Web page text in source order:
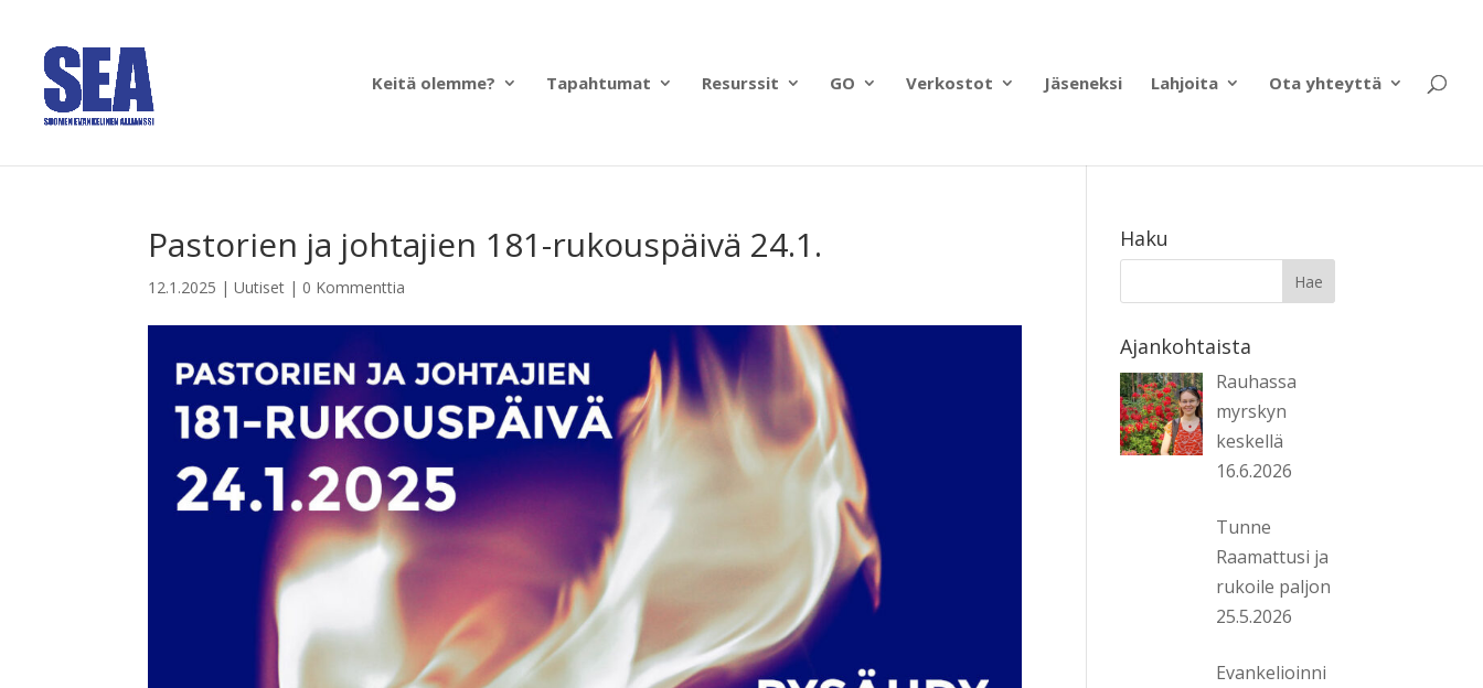
Keitä olemme? Tapahtumat Resurssit GO Verkostot Jäseneksi Lahjoita Ota yhteyttä
Pastorien ja johtajien 181-rukouspäivä 24.1.
12.1.2025 |Uutiset | 0 Kommenttia
Haku
Ajankohtaista
Rauhassa
myrskyn
keskellä
16.6.2026
Tunne
Raamattusi ja
rukoile paljon
25.5.2026
Evankelioinni